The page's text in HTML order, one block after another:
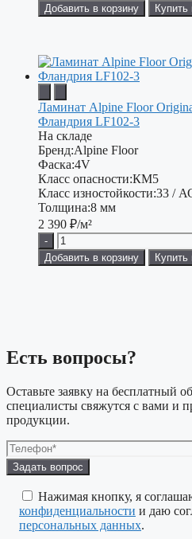
Добавить в корзину
Купить
Ламинат Alpine Floor
Фландрия LF102-3
На складе
Бренд:Alpine Floor
Фаска:4V
Класс опасности:КМ5
Класс изностойкости:33 /
Толщина:8 мм
2 390 ₽/м²
-
Добавить в корзину
Купить
Есть вопросы?
Оставьте заявку на бесплатный
специалисты свяжутся с вами и
продукции.
Оставьте
это
поле
пустым.
Нажимая кнопку, я
конфиденциальности и даю
персональных данных.